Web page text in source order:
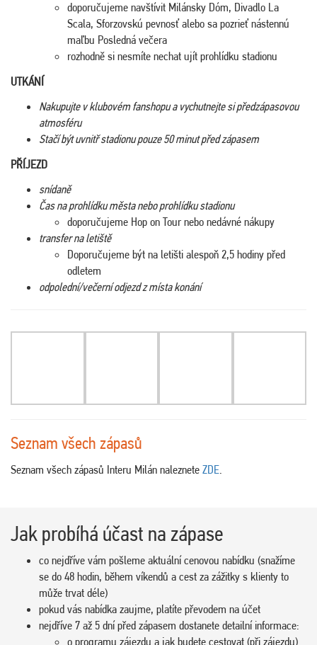
doporučujeme navštívit Milánsky Dóm, Divadlo La
Scala, Sforzovskú pevnosť alebo sa pozrieť nástennú
maľbu Posledná večera
rozhodně si nesmíte nechat ujít prohlídku stadionu
UTKÁNÍ
Nakupujte v klubovém fanshopu a vychutnejte si předzápasovou
atmosféru
Stačí být uvnitř stadionu pouze 50 minut před zápasem
PŘÍJEZD
snídaně
Čas na prohlídku města nebo prohlídku stadionu
doporučujeme Hop on Tour nebo nedávné nákupy
transfer na letiště
Doporučujeme být na letišti alespoň 2,5 hodiny před
odletem
odpolední/večerní odjezd z místa konání
Seznam všech zápasů
Seznam všech zápasů Interu Milán naleznete ZDE.
Jak probíhá účast na zápase
co nejdříve vám pošleme aktuální cenovou nabídku (snažíme
se do 48 hodin, během víkendů a cest za zážitky s klienty to
může trvat déle)
pokud vás nabídka zaujme, platíte převodem na účet
nejdříve 7 až 5 dní před zápasem dostanete detailní informace:
o programu zájezdu a jak budete cestovat (při zájezdu)